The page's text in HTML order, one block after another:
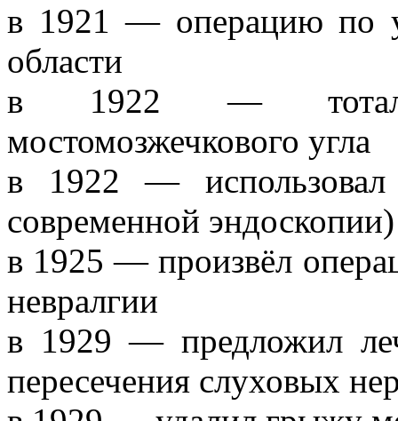
в 1921 — операцию по
области
в 1922 —
мостомозжечкового угла
в 1922 — использовал
современной
в 1925 — произвёл
невралгии
в 1929 — предложил
пересечения слуховых